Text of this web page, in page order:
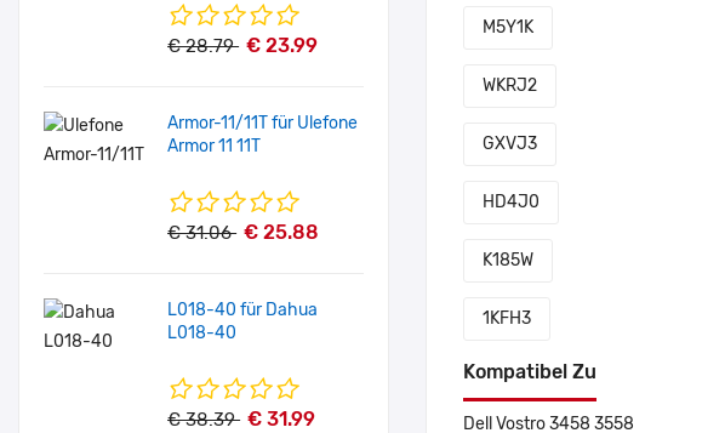
€ 28.79 € 23.99
Armor-11/11T für Ulefone
Armor 11 11T
€ 31.06 € 25.88
L018-40 für Dahua
L018-40
€ 38.39 € 31.99
M5Y1K
WKRJ2
GXVJ3
HD4J0
K185W
1KFH3
Kompatibel Zu
Dell Vostro 3458 3558